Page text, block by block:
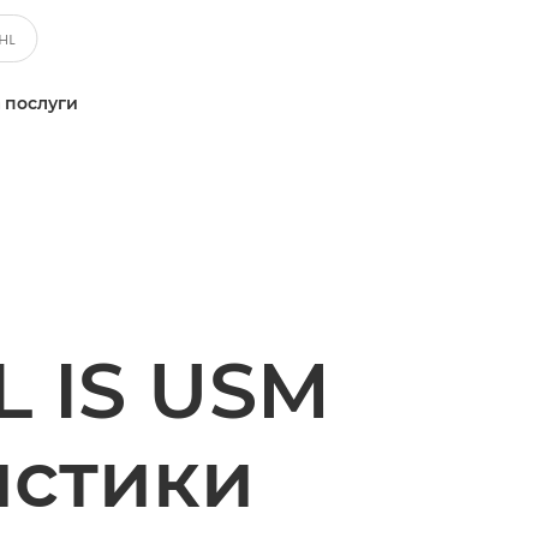
IS USM